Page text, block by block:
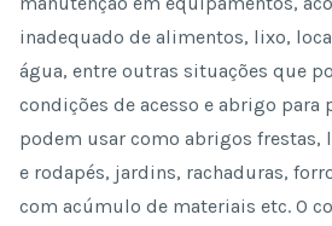
inadequado de alimentos, lixo,
água, entre outras situações que
condições de acesso e abrigo para
podem usar como abrigos frestas,
e rodapés, jardins, rachaduras,
com acúmulo de materiais etc. O